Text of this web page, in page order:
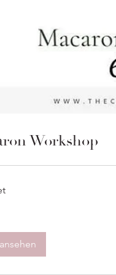
Workshop